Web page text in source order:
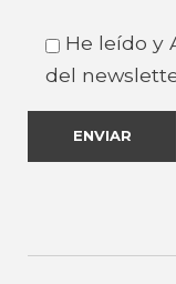
He leído y
del